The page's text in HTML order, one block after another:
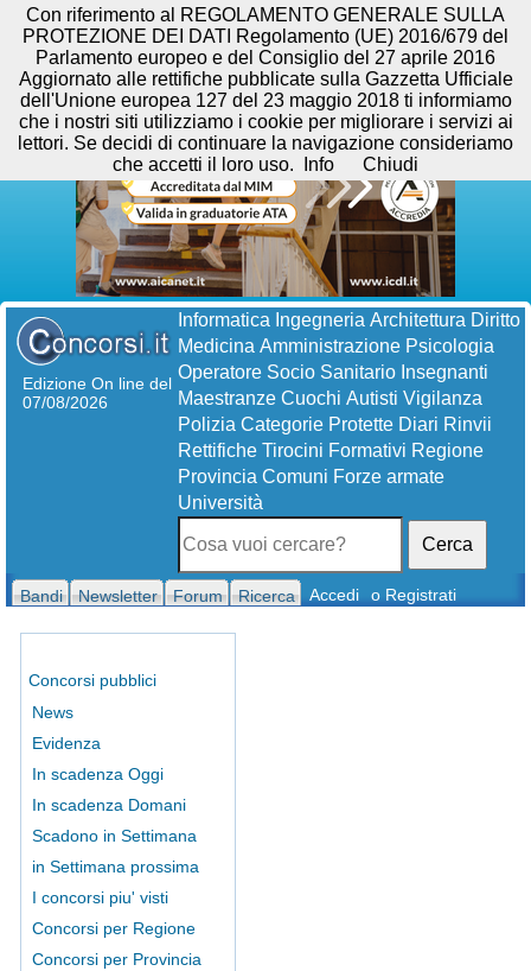
Edizione On line del
07/08/2026
Informatica Ingegneria Architettura Diritto
Medicina Amministrazione Psicologia
Operatore Socio Sanitario Insegnanti
Maestranze Cuochi Autisti Vigilanza
Polizia Categorie Protette Diari Rinvii
Rettifiche Tirocini Formativi Regione
Provincia Comuni Forze armate
Università
Cerca
Bandi Newsletter Forum Ricerca Accedi o Registrati
Concorsi pubblici
News
Evidenza
In scadenza Oggi
In scadenza Domani
Scadono in Settimana
in Settimana prossima
I concorsi piu' visti
Concorsi per Regione
Concorsi per Provincia
Con riferimento al REGOLAMENTO GENERALE SULLA
PROTEZIONE DEI DATI Regolamento (UE) 2016/679 del
Parlamento europeo e del Consiglio del 27 aprile 2016
Aggiornato alle rettifiche pubblicate sulla Gazzetta Ufficiale
dell'Unione europea 127 del 23 maggio 2018 ti informiamo
che i nostri siti utilizziamo i cookie per migliorare i servizi ai
lettori. Se decidi di continuare la navigazione consideriamo
che accetti il loro uso.
Info Chiudi